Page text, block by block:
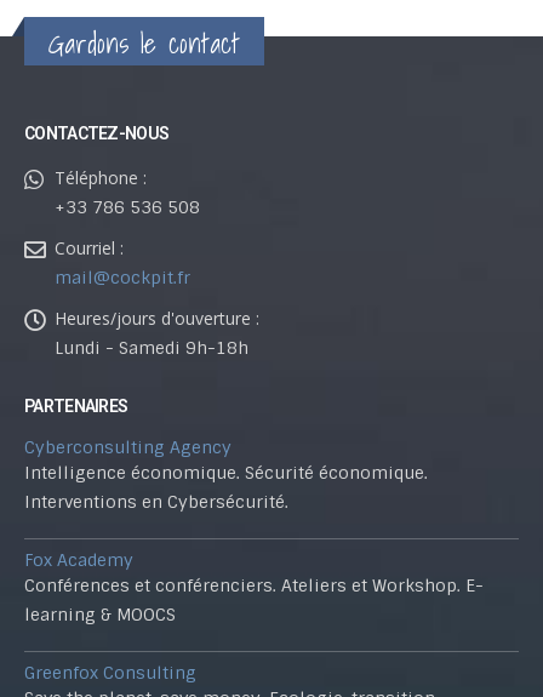
Gardons le contact
CONTACTEZ-NOUS
Téléphone :
+33 786 536 508
Courriel :
mail@cockpit.fr
Heures/jours d'ouverture :
Lundi - Samedi 9h-18h
PARTENAIRES
Cyberconsulting Agency
Intelligence économique. Sécurité économique.
Interventions en Cybersécurité.
Fox Academy
Conférences et conférenciers. Ateliers et Workshop. E-
learning & MOOCS
Greenfox Consulting